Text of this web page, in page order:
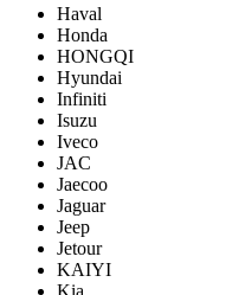
Haval
Honda
HONGQI
Hyundai
Infiniti
Isuzu
Iveco
JAC
Jaecoo
Jaguar
Jeep
Jetour
KAIYI
Kia